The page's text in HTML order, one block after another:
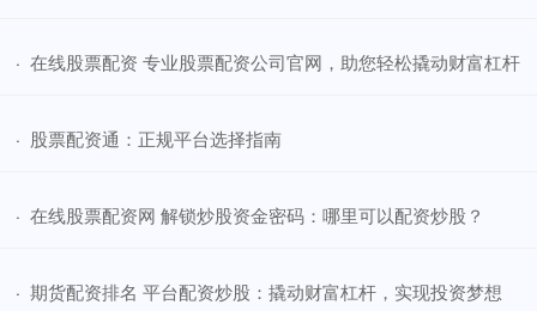
· ​在线股票配资 专业股票配资公司官网，助您轻松撬动财富杠杆
· ​股票配资通：正规平台选择指南
· ​在线股票配资网 解锁炒股资金密码：哪里可以配资炒股？
· ​期货配资排名 平台配资炒股：撬动财富杠杆，实现投资梦想